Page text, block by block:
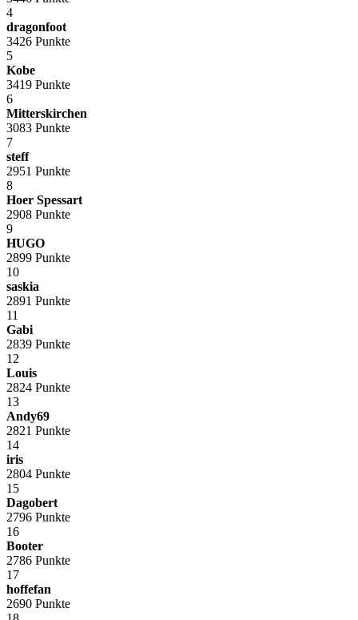
4
dragonfoot
3426 Punkte
5
Kobe
3419 Punkte
6
Mitterskirchen
3083 Punkte
7
steff
2951 Punkte
8
Hoer Spessart
2908 Punkte
9
HUGO
2899 Punkte
10
saskia
2891 Punkte
11
Gabi
2839 Punkte
12
Louis
2824 Punkte
13
Andy69
2821 Punkte
14
iris
2804 Punkte
15
Dagobert
2796 Punkte
16
Booter
2786 Punkte
17
hoffefan
2690 Punkte